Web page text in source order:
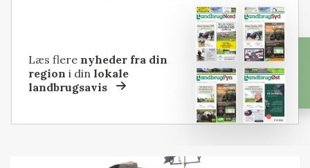
Læs flere nyheder fra din
region i dinlokale
landbrugsavis